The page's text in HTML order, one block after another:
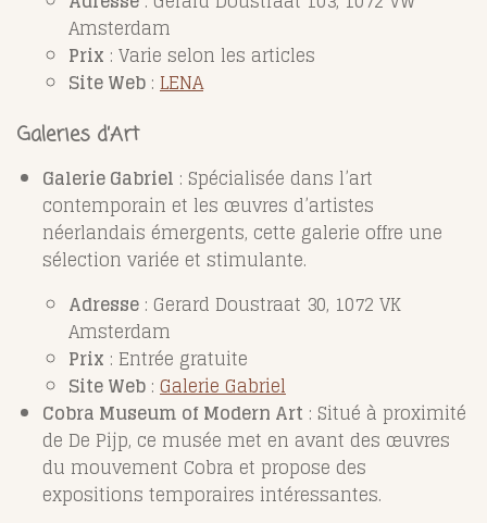
Amsterdam
Prix : Varie selon les articles
Site Web : LENA
Galeries d’Art
Galerie Gabriel : Spécialisée dans l’art
contemporain et les œuvres d’artistes
néerlandais émergents, cette galerie offre une
sélection variée et stimulante.
Adresse : Gerard Doustraat 30, 1072 VK
Amsterdam
Prix : Entrée gratuite
Site Web : Galerie Gabriel
Cobra Museum of Modern Art : Situé à proximité
de De Pijp, ce musée met en avant des œuvres
du mouvement Cobra et propose des
expositions temporaires intéressantes.